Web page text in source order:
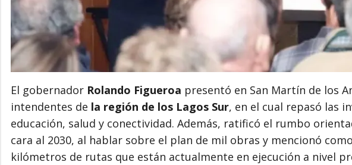
El gobernador Rolando Figueroa presentó en San Martín de los
intendentes de la región de los Lagos Sur, en el cual repasó las
educación, salud y conectividad. Además, ratificó el rumbo
cara al 2030, al hablar sobre el plan de mil obras y mencionó
kilómetros de rutas que están actualmente en ejecución a nivel